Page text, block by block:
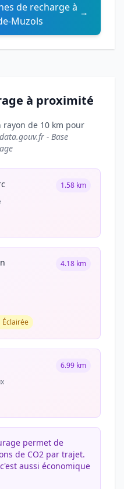
de recharge à
Muzols
à proximité
de 10 km pour
- Base
1.58 km
4.18 km
Éclairée
6.99 km
permet de
de CO2 par trajet.
aussi économique